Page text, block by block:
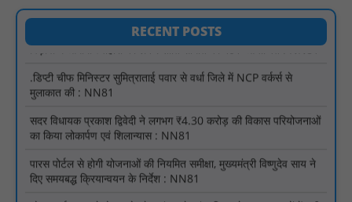
RECENT POSTS
पिड़ावा में आगामी त्योहारों को लेकर शांति समिति की बैठक आयोजित : NN81
.डिप्टी चीफ मिनिस्टर सुमित्राताई पवार से वर्धा जिले में NCP वर्कर्स से
मुलाकात की : NN81
सदर विधायक प्रकाश द्विवेदी ने लगभग ₹4.30 करोड़ की विकास परियोजनाओं
का किया लोकार्पण एवं शिलान्यास : NN81
पारस पोर्टल से होगी योजनाओं की नियमित समीक्षा, मुख्यमंत्री विष्णुदेव साय ने
सोलर हाई मास्ट से रोशन हो रहे वनांचल के गांव, नियद नेल्लानार ग्रामों में बढ़ी
सुरक्षा और सुविधा : NN81